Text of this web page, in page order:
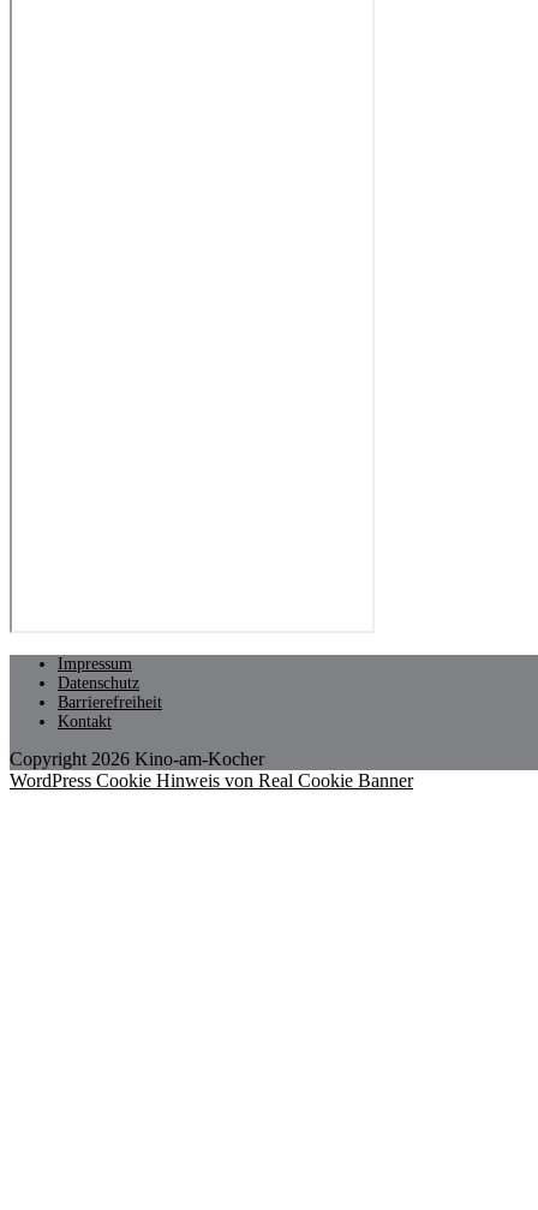
Impressum
Datenschutz
Barrierefreiheit
Kontakt
Copyright 2026 Kino-am-Kocher
WordPress Cookie Hinweis von Real Cookie Banner